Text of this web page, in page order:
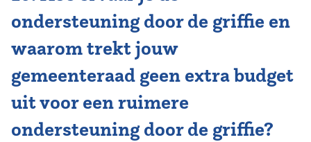
ondersteuning door de griffie en
waarom trekt jouw
gemeenteraad geen extra budget
uit voor een ruimere
ondersteuning door de griffie?